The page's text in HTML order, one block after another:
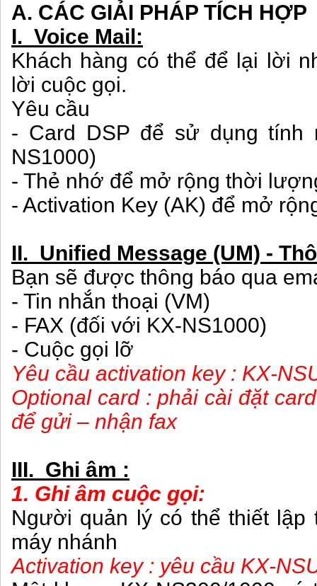
A. CÁC GIẢI PHÁP TÍCH HỢP
I. Voice Mail:
Khách hàng có thể để lại lời
lời cuộc gọi.
Yêu cầu
- Card DSP để sử dụng tính
NS1000)
- Thẻ nhớ để mở rộng thời
- Activation Key (AK) để mở
II. Unified Message (UM) -
Bạn sẽ được thông báo qua
- Tin nhắn thoại (VM)
- FAX (đối với KX-NS1000)
- Cuộc gọi lỡ
Yêu cầu activation key : KX-
Optional card : phải cài đặt
để gửi – nhận fax
III. Ghi âm :
1. Ghi âm cuộc gọi:
Người quản lý có thể thiết
máy nhánh
Activation key : yêu cầu KX-